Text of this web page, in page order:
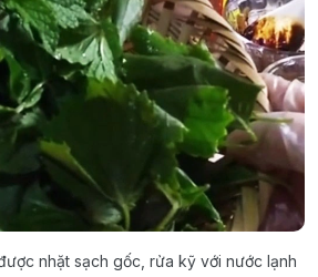
nhặt sạch gốc, rửa kỹ với nước lạnh